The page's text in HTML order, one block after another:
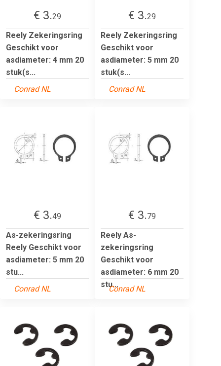
€ 3.29
Reely Zekeringsring
Geschikt voor
asdiameter: 4 mm 20
stuk(s...
Conrad NL
€ 3.29
Reely Zekeringsring
Geschikt voor
asdiameter: 5 mm 20
stuk(s...
Conrad NL
€ 3.49
As-zekeringsring
Reely Geschikt voor
asdiameter: 5 mm 20
stu...
Conrad NL
€ 3.79
Reely As-
zekeringsring
Geschikt voor
asdiameter: 6 mm 20
stu...Conrad NL